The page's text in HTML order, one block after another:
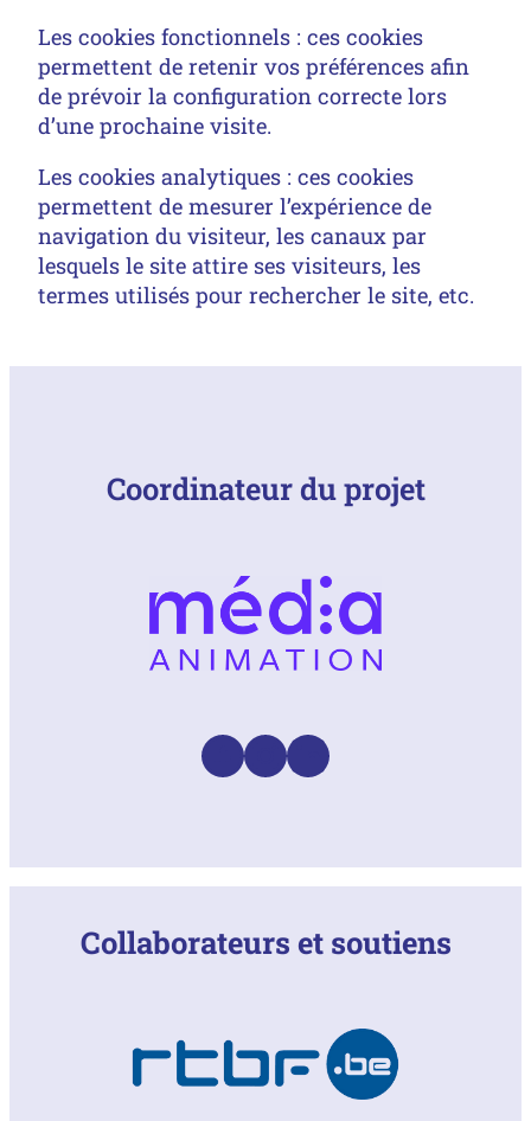
Les cookies fonctionnels : ces cookies
permettent de retenir vos préférences afin
de prévoir la configuration correcte lors
d’une prochaine visite.
Les cookies analytiques : ces cookies
permettent de mesurer l’expérience de
navigation du visiteur, les canaux par
lesquels le site attire ses visiteurs, les
termes utilisés pour rechercher le site, etc.
Coordinateur du projet
Facebook
Instagram
LinkedIn
Collaborateurs et soutiens